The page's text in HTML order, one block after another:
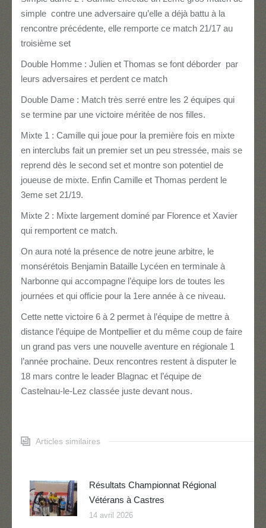
simple contre une adversaire qu’elle a déjà battu à la
rencontre précédente, elle remporte ce match 21/17 au
troisième set
Double Homme : Julien et Thomas se font déborder par
leurs adversaires et perdent ce match
Double Dame : Match très serré entre les 2 équipes qui
se termine par une victoire méritée de nos filles.
Mixte 1 : Camille qui joue pour la première fois en mixte
en interclubs fait un premier set un peu stressée, mais se
reprend dès le second set et montre son potentiel de
joueuse de mixte. Enfin Camille et Thomas perdent le
3eme set 21/19.
Mixte 2 : Mixte largement dominé par Florence et Xavier
qui remportent ce match.
On aura noté la présence de notre jeune arbitre, le
monsérétois Benjamin Bataille Lycéen en terminale à
Narbonne qui accompagne l’équipe lors de toutes les
journées et qui officie pour la 1ere année à ce niveau.
Cette nette victoire 6 à 2 permet à l’équipe de mettre à
distance l’équipe de Montpellier et du même coup de faire
un grand pas vers une nouvelle aventure en régionale 1
l’année prochaine. Deux rencontres restent à disputer le
18 mars contre le leader Blagnac et l’équipe de
Castelnau-le-Lez classée juste devant nous.
Articles similaires
Résultats Championnat Régional
Vétérans à Castres
14 avril 2026